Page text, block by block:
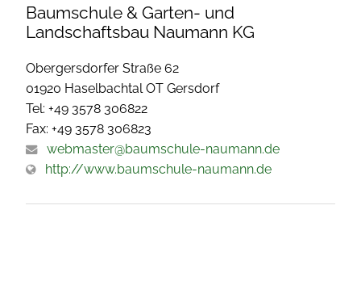
Baumschule & Garten- und
Landschaftsbau Naumann KG
Obergersdorfer Straße 62
01920 Haselbachtal OT Gersdorf
Tel: +49 3578 306822
Fax: +49 3578 306823
webmaster@baumschule-naumann.de
http://www.baumschule-naumann.de